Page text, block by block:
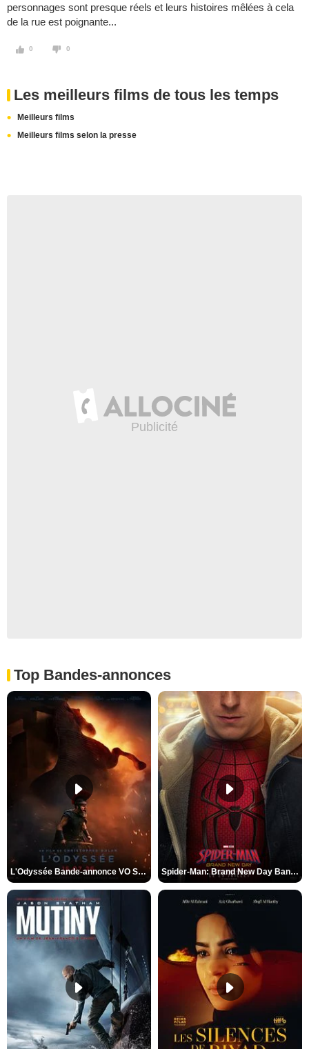
personnages sont presque réels et leurs histoires mêlées à cela
de la rue est poignante...
0 0
Les meilleurs films de tous les temps
Meilleurs films
Meilleurs films selon la presse
Top Bandes-annonces
L'Odyssée Bande-annonce VO STFR Spider-Man: Brand New Day Bande-annonce VO STFR